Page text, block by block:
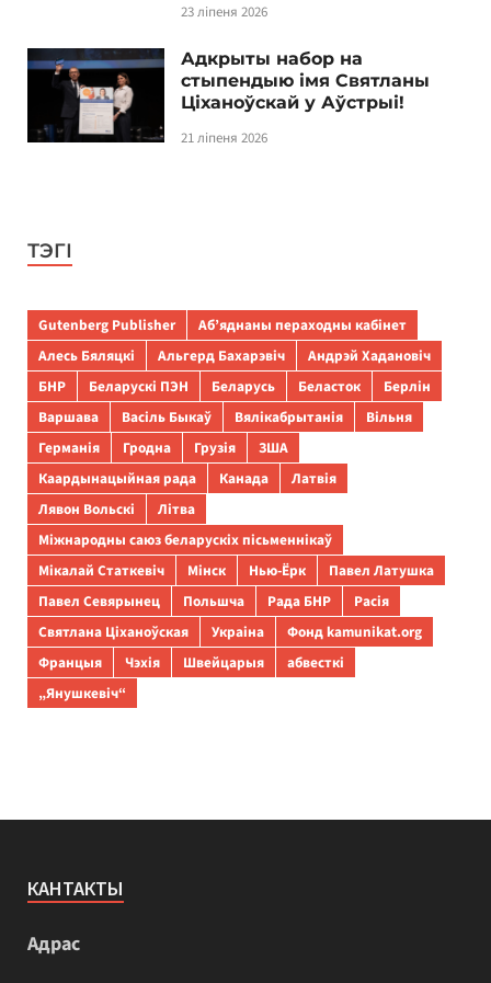
23 ліпеня 2026
Адкрыты набор на
стыпендыю імя Святланы
Ціханоўскай у Аўстрыі!
21 ліпеня 2026
ТЭГІ
Gutenberg Publisher
Аб’яднаны пераходны кабінет
Алесь Бяляцкі
Альгерд Бахарэвіч
Андрэй Хадановіч
БНР
Беларускі ПЭН Беларусь Беласток
Берлін
Варшава
Васіль Быкаў Вялікабрытанія
Вільня
Германія
Гродна Грузія
ЗША
Каардынацыйная рада
Канада
Латвія
Лявон Вольскі
Літва
Міжнародны саюз беларускіх пісьменнікаў
Мікалай Статкевіч
Мінск Нью-Ёрк
Павел Латушка
Павел Севярынец
Польшча Рада БНР
Расія
Святлана Ціханоўская
Украіна
Фонд kamunikat.org
Францыя
Чэхія Швейцарыя
абвесткі
„Янушкевіч“
КАНТАКТЫ
Адрас